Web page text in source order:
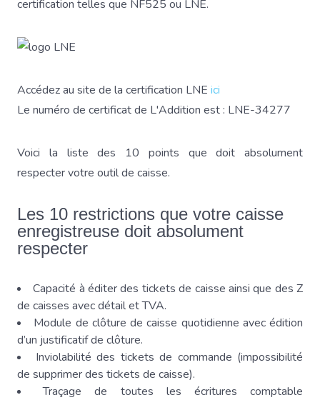
certification telles que NF525 ou LNE.
Accédez au site de la certification LNE ici
Le numéro de certificat de L'Addition est : LNE-34277
Voici la liste des 10 points que doit absolument
respecter votre outil de caisse.
Les 10 restrictions que votre caisse
enregistreuse doit absolument
respecter
Capacité à éditer des tickets de caisse ainsi que des Z
de caisses avec détail et TVA.
Module de clôture de caisse quotidienne avec édition
d’un justificatif de clôture.
Inviolabilité des tickets de commande (impossibilité
de supprimer des tickets de caisse).
Traçage de toutes les écritures comptable